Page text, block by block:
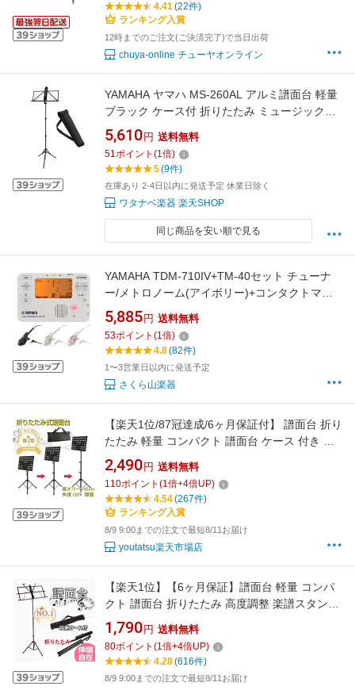
4.41(22件)
ランキング入賞
12時までのご注文(ご決済完了)で当日出荷
chuya-online チューヤオンライン
YAMAHA ヤマハ MS-260AL アルミ譜面台 軽量
ブラック ケース付 折りたたみ ミュージックス
タンド 以下は対応不可 北海道 沖縄 離島
5,610 円 送料無料
51ポイント (1倍)
5(9件)
在庫あり 2-4日以内に発送予定 休業日除く
ワタナベ楽器 楽天SHOP
同じ商品を安い順で見る
YAMAHA TDM-710IV+TM-40セット チューナ
ー/メトロノーム(アイボリー)+コンタクトマイ
クセット【メール便発送・全国送料無料・代金
引換不可】
5,885 円 送料無料
53ポイント (1倍)
4.8(82件)
1〜3営業日以内に発送予定
さくら山楽器
【楽天1位/87冠達成/6ヶ月保証付】 譜面台 折り
たたみ 軽量 コンパクト 譜面台 ケース 付き ス
チール 73〜145cm 高さ調節 120°角度調節 楽
器 ギター 楽譜スタンド 楽譜立て 収納ケース付
き 発表会 演奏会 オーケストラ コンサート ライ
ブ ミュージックスタンド 持運便利
2,490 円 送料無料
110ポイント (1倍+4倍UP)
4.54(267件)
ランキング入賞
8/9 9:00までの注文で最短8/11お届け
youtatsu楽天市場店
【楽天1位】【6ヶ月保証】譜面台 軽量 コンパ
クト 譜面台 折りたたみ 高度調整 楽譜スタンド
収納ケース付 伸縮自在 持ち運び便利 スチール
製 ステージ コンサート ライブ 吹奏楽 バンド
演奏会 発表会
1,790 円 送料無料
80ポイント (1倍+4倍UP)
4.28(616件)
8/9 9:00までの注文で最短8/11お届け